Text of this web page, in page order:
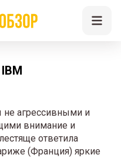
агрессивными и
внимание и
ответила
(Франция) яркие